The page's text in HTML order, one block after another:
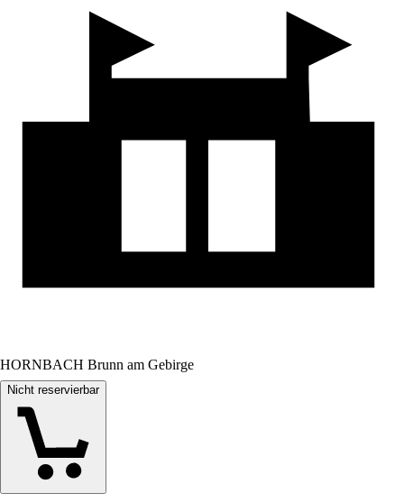
HORNBACH Brunn am Gebirge
Nicht reservierbar